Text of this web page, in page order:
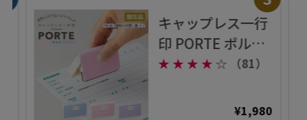
キャップレス一行
印 PORTE ポルテ
(5×60mm) ヨコ
★ ★ ★ ★ ☆ （81）
¥1,980